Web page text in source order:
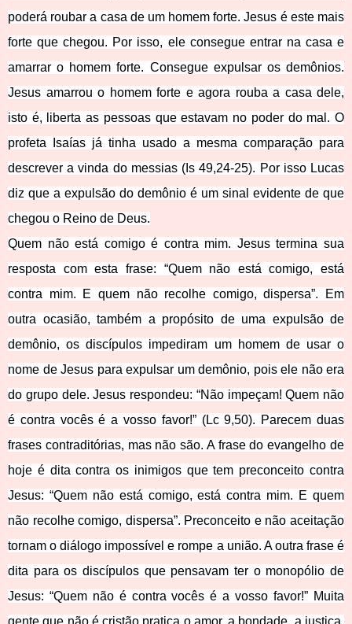
poderá roubar a casa de um homem forte. Jesus é este mais
forte que chegou. Por isso, ele consegue entrar na casa e
amarrar o homem forte. Consegue expulsar os demônios.
Jesus amarrou o homem forte e agora rouba a casa dele,
isto é, liberta as pessoas que estavam no poder do mal. O
profeta Isaías já tinha usado a mesma comparação para
descrever a vinda do messias (Is 49,24-25). Por isso Lucas
diz que a expulsão do demônio é um sinal evidente de que
chegou o Reino de Deus.
Quem não está comigo é contra mim. Jesus termina sua
resposta com esta frase: “Quem não está comigo, está
contra mim. E quem não recolhe comigo, dispersa”. Em
outra ocasião, também a propósito de uma expulsão de
demônio, os discípulos impediram um homem de usar o
nome de Jesus para expulsar um demônio, pois ele não era
do grupo dele. Jesus respondeu: “Não impeçam! Quem não
é contra vocês é a vosso favor!” (Lc 9,50). Parecem duas
frases contraditórias, mas não são. A frase do evangelho de
hoje é dita contra os inimigos que tem preconceito contra
Jesus: “Quem não está comigo, está contra mim. E quem
não recolhe comigo, dispersa”. Preconceito e não aceitação
tornam o diálogo impossível e rompe a união. A outra frase é
dita para os discípulos que pensavam ter o monopólio de
Jesus: “Quem não é contra vocês é a vosso favor!” Muita